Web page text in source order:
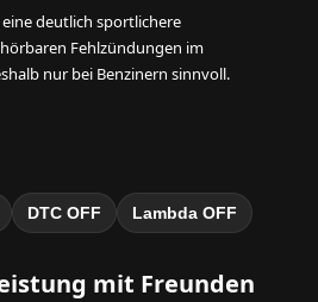
deutlich sportlichere
Fehlzündungen im
nur bei Benzinern sinnvoll.
DTC OFF Lambda OFF
mit Freunden